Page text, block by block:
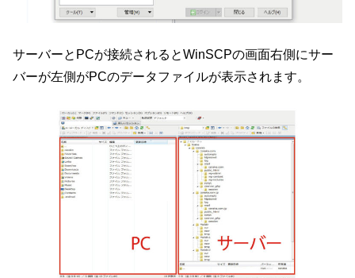
サーバーとPCが接続されるとWinSCPの画面右側にサー
バーが左側がPCのデータファイルが表示されます。